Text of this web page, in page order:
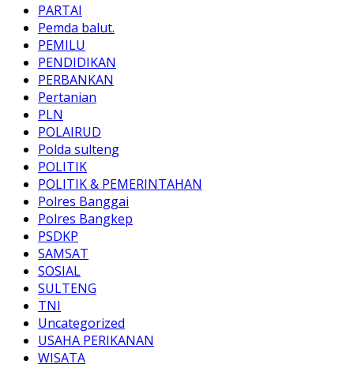
PARTAI
Pemda balut.
PEMILU
PENDIDIKAN
PERBANKAN
Pertanian
PLN
POLAIRUD
Polda sulteng
POLITIK
POLITIK & PEMERINTAHAN
Polres Banggai
Polres Bangkep
PSDKP
SAMSAT
SOSIAL
SULTENG
TNI
Uncategorized
USAHA PERIKANAN
WISATA